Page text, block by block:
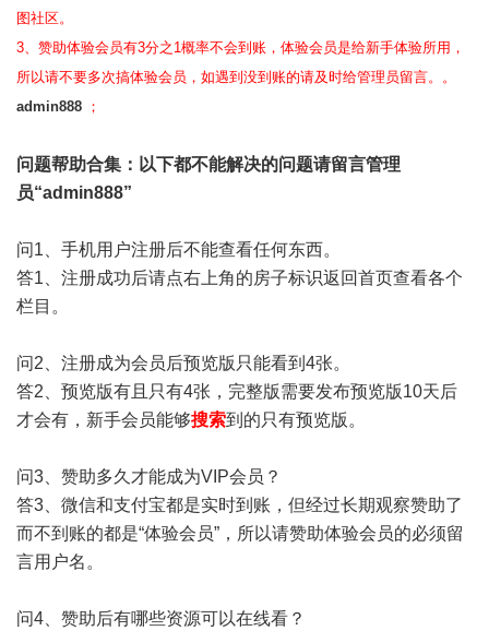
图社区。
3、赞助体验会员有3分之1概率不会到账，体验会员是给新手体验所用，
所以请不要多次搞体验会员，如遇到没到账的请及时给管理员留言。。
admin888 ；
问题帮助合集 ：以下都不能解决的问题请留言管理
员“admin888”
问1、手机用户注册后不能查看任何东西。
答1、注册成功后请点右上角的房子标识返回首页查看各个
栏目。
问2、注册成为会员后预览版只能看到4张。
答2、预览版有且只有4张，完整版需要发布预览版10天后
才会有，新手会员能够搜索到的只有预览版。
问3、赞助多久才能成为VIP会员？
答3、微信和支付宝都是实时到账，但经过长期观察赞助了
而不到账的都是“体验会员”，所以请赞助体验会员的必须留
言用户名。
问4、赞助后有哪些资源可以在线看？